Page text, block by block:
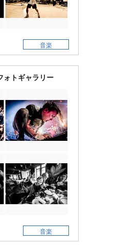
音楽
ォトギャラリー
音楽